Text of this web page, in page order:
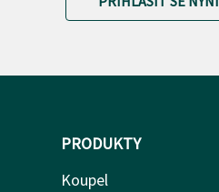
PRODUKTY
Koupel